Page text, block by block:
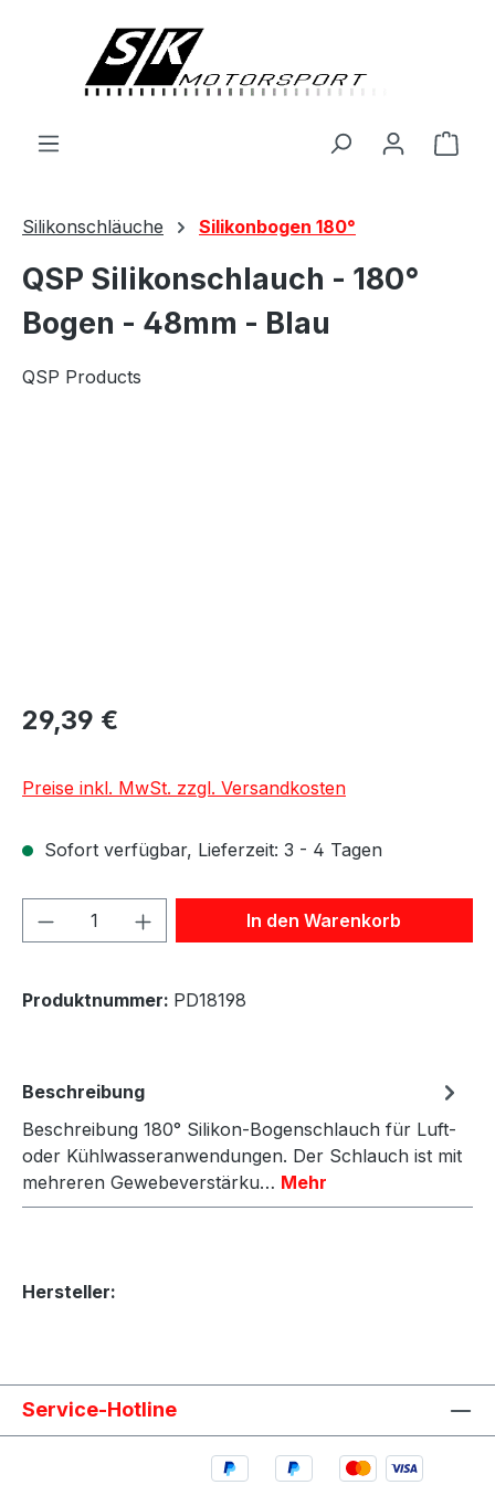
Silikonschläuche Silikonbogen 180°
QSP Silikonschlauch - 180°
Bogen - 48mm - Blau
QSP Products
29,39 €
Preise inkl. MwSt. zzgl. Versandkosten
Sofort verfügbar, Lieferzeit: 3 - 4 Tagen
Produkt Anzahl: Gib denIn den Warenkorb
Produktnummer: PD18198
Beschreibung
Beschreibung 180° Silikon-Bogenschlauch für Luft-
oder Kühlwasseranwendungen. Der Schlauch ist mit
mehreren Gewebeverstärku… Mehr
Hersteller:
Service-Hotline